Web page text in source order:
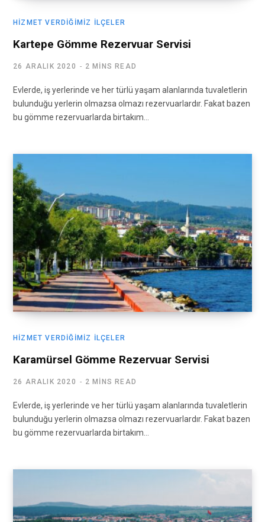
HIZMET VERDIĞIMIZ İLÇELER
Kartepe Gömme Rezervuar Servisi
26 ARALIK 2020 2 MINS READ
Evlerde, iş yerlerinde ve her türlü yaşam alanlarında tuvaletlerin
bulunduğu yerlerin olmazsa olmazı rezervuarlardır. Fakat bazen
bu gömme rezervuarlarda birtakım…
HIZMET VERDIĞIMIZ İLÇELER
Karamürsel Gömme Rezervuar Servisi
26 ARALIK 2020 2 MINS READ
Evlerde, iş yerlerinde ve her türlü yaşam alanlarında tuvaletlerin
bulunduğu yerlerin olmazsa olmazı rezervuarlardır. Fakat bazen
bu gömme rezervuarlarda birtakım…